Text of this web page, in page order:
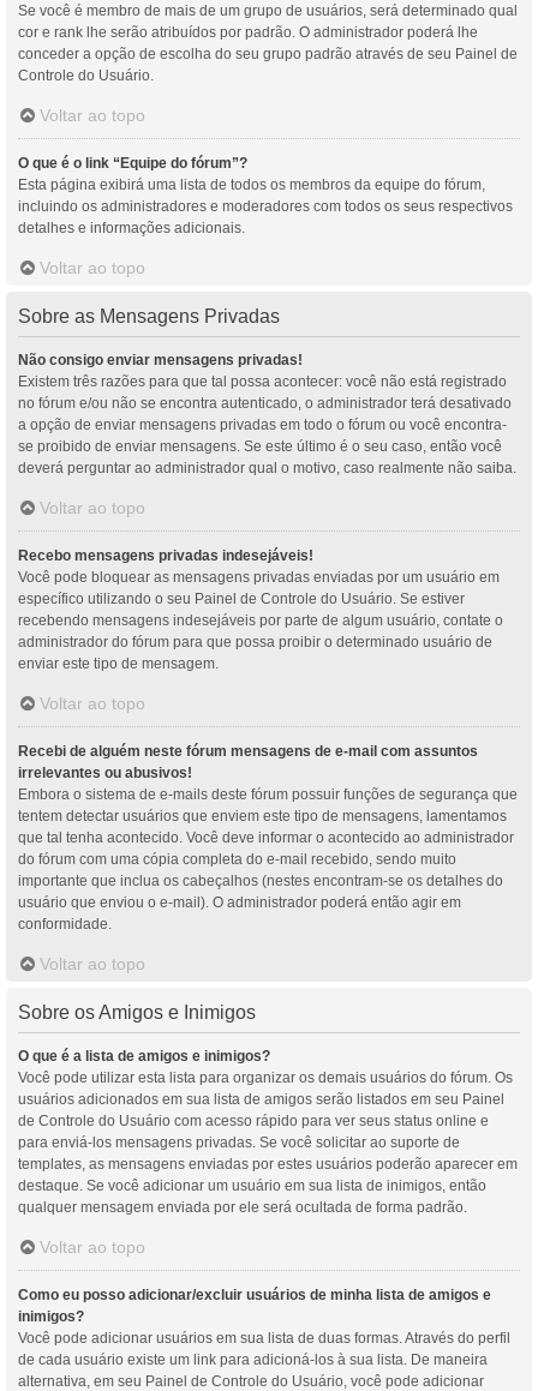
Se você é membro de mais de um grupo de usuários, será determinado qual
cor e rank lhe serão atribuídos por padrão. O administrador poderá lhe
conceder a opção de escolha do seu grupo padrão através de seu Painel de
Controle do Usuário.
Voltar ao topo
O que é o link “Equipe do fórum”?
Esta página exibirá uma lista de todos os membros da equipe do fórum,
incluindo os administradores e moderadores com todos os seus respectivos
detalhes e informações adicionais.
Voltar ao topo
Sobre as Mensagens Privadas
Não consigo enviar mensagens privadas!
Existem três razões para que tal possa acontecer: você não está registrado
no fórum e/ou não se encontra autenticado, o administrador terá desativado
a opção de enviar mensagens privadas em todo o fórum ou você encontra-
se proibido de enviar mensagens. Se este último é o seu caso, então você
deverá perguntar ao administrador qual o motivo, caso realmente não saiba.
Voltar ao topo
Recebo mensagens privadas indesejáveis!
Você pode bloquear as mensagens privadas enviadas por um usuário em
específico utilizando o seu Painel de Controle do Usuário. Se estiver
recebendo mensagens indesejáveis por parte de algum usuário, contate o
administrador do fórum para que possa proibir o determinado usuário de
enviar este tipo de mensagem.
Voltar ao topo
Recebi de alguém neste fórum mensagens de e-mail com assuntos
irrelevantes ou abusivos!
Embora o sistema de e-mails deste fórum possuir funções de segurança que
tentem detectar usuários que enviem este tipo de mensagens, lamentamos
que tal tenha acontecido. Você deve informar o acontecido ao administrador
do fórum com uma cópia completa do e-mail recebido, sendo muito
importante que inclua os cabeçalhos (nestes encontram-se os detalhes do
usuário que enviou o e-mail). O administrador poderá então agir em
conformidade.
Voltar ao topo
Sobre os Amigos e Inimigos
O que é a lista de amigos e inimigos?
Você pode utilizar esta lista para organizar os demais usuários do fórum. Os
usuários adicionados em sua lista de amigos serão listados em seu Painel
de Controle do Usuário com acesso rápido para ver seus status online e
para enviá-los mensagens privadas. Se você solicitar ao suporte de
templates, as mensagens enviadas por estes usuários poderão aparecer em
destaque. Se você adicionar um usuário em sua lista de inimigos, então
qualquer mensagem enviada por ele será ocultada de forma padrão.
Voltar ao topo
Como eu posso adicionar/excluir usuários de minha lista de amigos e
inimigos?
Você pode adicionar usuários em sua lista de duas formas. Através do perfil
de cada usuário existe um link para adicioná-los à sua lista. De maneira
alternativa, em seu Painel de Controle do Usuário, você pode adicionar